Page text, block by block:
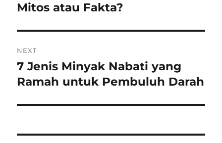
post:
Mitos atau Fakta?
NEXT
Next
post:
7 Jenis Minyak Nabati yang
Ramah untuk Pembuluh Darah